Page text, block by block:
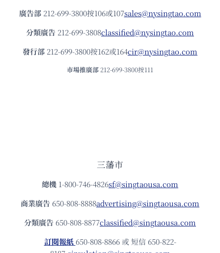
廣告部212-699-3800按106或107sales@nysingtao.com
分類廣告 212-699-3808classified@nysingtao.com
發⾏部 212-699-3800按162或164cir@nysingtao.com
市場推廣部 212-699-3800按111
三藩市
總機 1-800-746-4826sf@singtaousa.com
商業廣告 650-808-8888advertising@singtaousa.com
分類廣告 650-808-8877classified@singtaousa.com
訂閱報紙 650-808-8866 或 短信 650-822-